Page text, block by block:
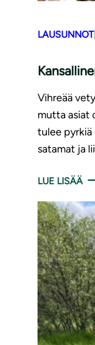
LAUSUNNOT|
Vihreää
mutta asiat
tulee pyrkiä
satamat ja
LUE LISÄÄ